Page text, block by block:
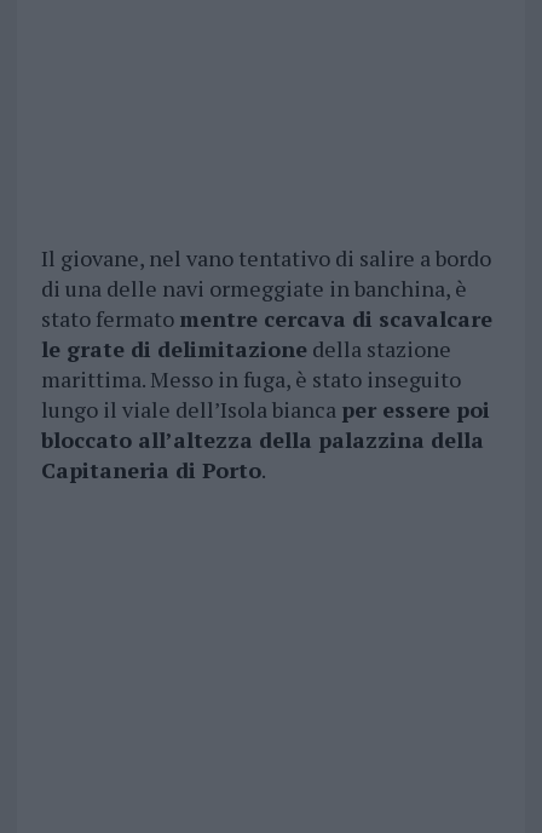
Il giovane, nel vano tentativo di salire a bordo
di una delle navi ormeggiate in banchina, è
stato fermato mentre cercava di scavalcare
le grate di delimitazionedella stazione
marittima. Messo in fuga, è stato inseguito
lungo il viale dell’Isola bianca per essere poi
bloccato all’altezza della palazzina della
Capitaneria di Porto.